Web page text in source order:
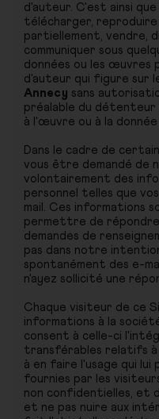
d'auteur. C'est ainsi
télécharger,
partiellement, vendre,
communiquer sous
données ou les
d'auteur qui figure sur
Annecy sans
préalable du
à l'œuvre ou à la
Dans le cadre de
vous être demandé de
volontairement des
personnel telles que
mail. Ces informations
permettre de répondre
demandes de
pas dans notre
spontanément des e-
n'ayez sollicité une
Chaque visiteur de ce
informations à la
consent à celle-ci
transférables relatifs
à en faire l'usage qui lui
fournies par les
non confidentielles, et
et ne pas nuire aux